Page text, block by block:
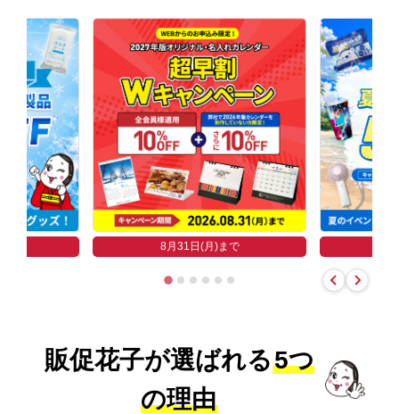
8月31日(月)まで
販促花子が選ばれる5つ
の理由